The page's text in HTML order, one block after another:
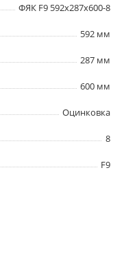
ФЯК F9 592х287х600-8
592 мм
287 мм
600 мм
Оцинковка
8
F9